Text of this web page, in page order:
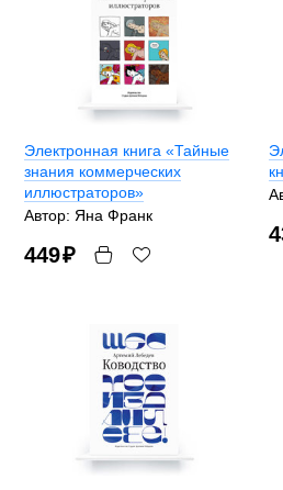
Электронная книга «Тайные
знания коммерческих
иллюстраторов»
Автор: Яна Франк
449₽